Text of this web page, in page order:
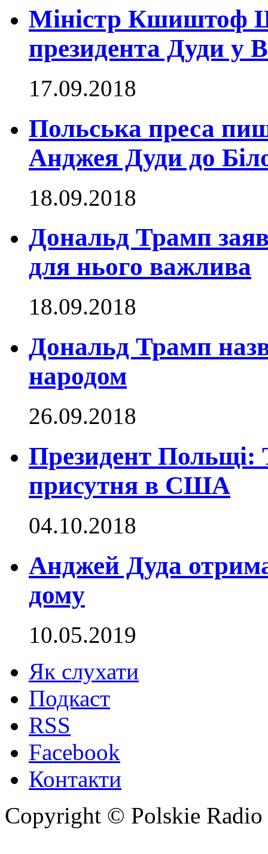
Міністр Кшиштоф
президента Дуди у
17.09.2018
Польська преса
Анджея Дуди до
18.09.2018
Дональд Трамп
для нього важлива
18.09.2018
Дональд Трамп
народом
26.09.2018
Президент
присутня в США
04.10.2018
Анджей Дуда
дому
10.05.2019
Як слухати
Подкаст
RSS
Facebook
Контакти
Copyright © Polskie